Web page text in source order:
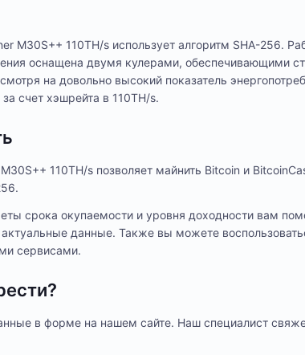
M30S++ 110TH/s использует алгоритм SHA-256.
оснащена двумя кулерами, обеспечивающими
на довольно высокий показатель
счет хэшрейта в 110TH/s.
110TH/s позволяет майнить Bitcoin и
срока окупаемости и уровня доходности вам
актуальные данные. Также вы можете
сервисами.
в форме на нашем сайте. Наш специалист